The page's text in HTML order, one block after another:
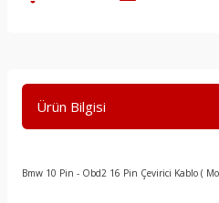
Ürün Bilgisi
Bmw 10 Pin - Obd2 16 Pin Çevirici Kablo (